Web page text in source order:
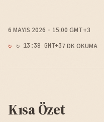
6 MAYIS 2026 15:00 GMT+3
↻ 13:38 GMT+37 DK OKUMA
Kısa Özet